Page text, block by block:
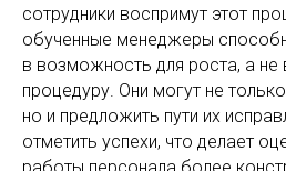
сотрудники воспримут этот
обученные менеджеры
в возможность для роста, а
процедуру. Они могут не
но и предложить пути их
отметить успехи, что делает